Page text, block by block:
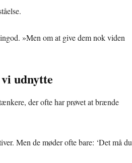
»Men om at give dem nok viden
udnytte
der ofte har prøvet at brænde
Men de møder ofte bare: ‘Det må du